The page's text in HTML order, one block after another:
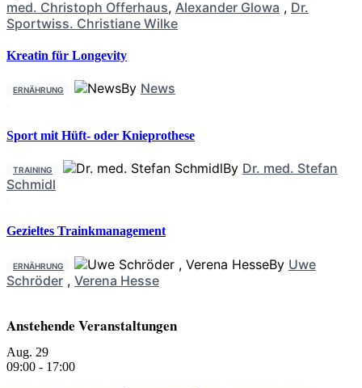
med. Christoph Offerhaus, Alexander Glowa , Dr.
Sportwiss. Christiane Wilke
Kreatin für Longevity
ERNÄHRUNG By News
Sport mit Hüft- oder Knieprothese
TRAINING By Dr. med. Stefan
Schmidl
Gezieltes Trainkmanagement
ERNÄHRUNG By Uwe
Schröder , Verena Hesse
Anstehende Veranstaltungen
Aug. 29
09:00 - 17:00